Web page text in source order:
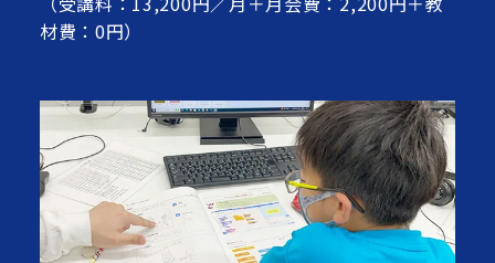
材費：0円）